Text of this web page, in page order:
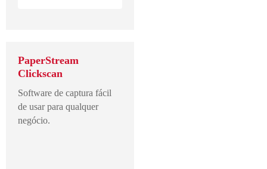
PaperStream
Clickscan
Software de captura fácil
de usar para qualquer
negócio.